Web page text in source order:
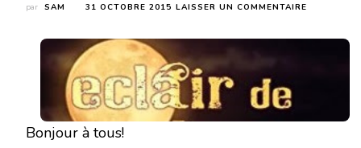
par SAM 31 OCTOBRE 2015 LAISSER UN COMMENTAIRE
Bonjour à tous!